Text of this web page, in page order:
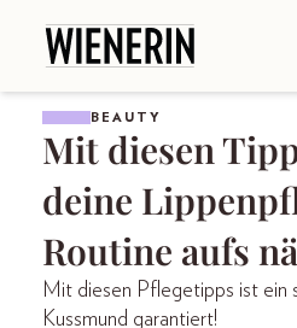
BEAUTY
Mit diesen
deine
Routine aufs
Mit diesen Pflegetipps ist ein
Kussmund garantiert!